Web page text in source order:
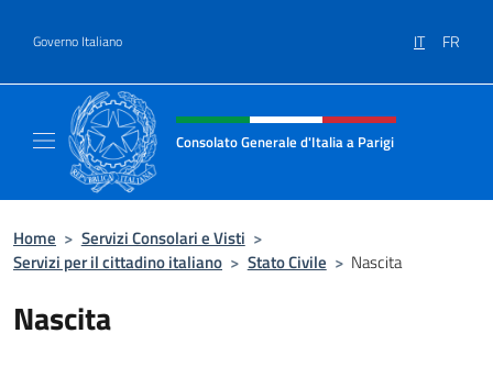
Governo Italiano IT FR
Intestazione sito, social e menù
Consolato Generale d'Italia a Parigi
Home > Servizi Consolari e Visti >
Servizi per il cittadino italiano > Stato Civile > Nascita
Nascita